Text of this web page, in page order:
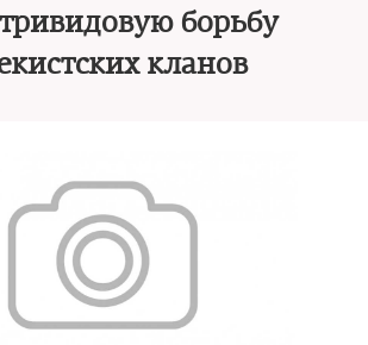
борьбу
кланов